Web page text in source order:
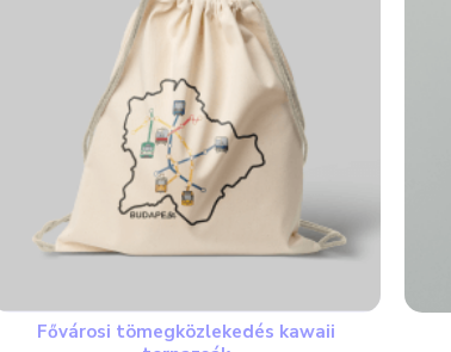
Fővárosi tömegközlekedés kawaii